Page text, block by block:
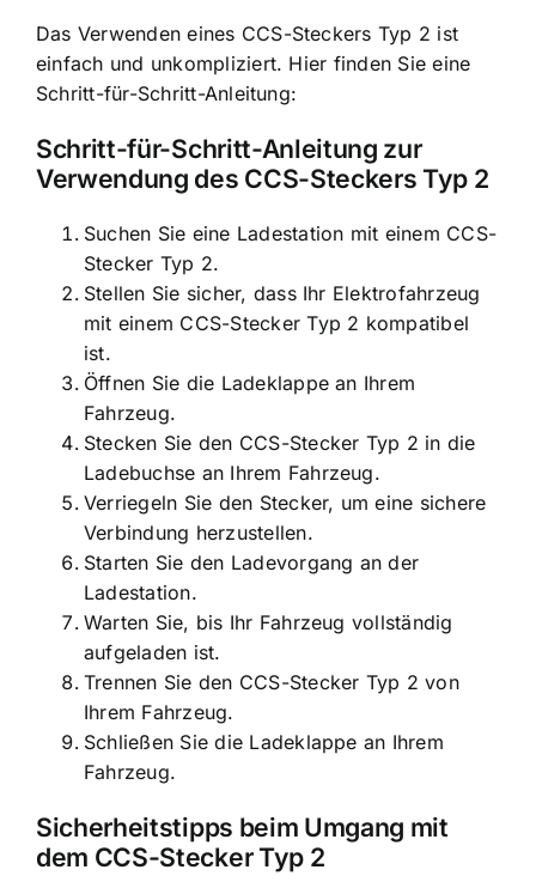
Das Verwenden eines CCS-Steckers Typ 2 ist
einfach und unkompliziert. Hier finden Sie eine
Schritt-für-Schritt-Anleitung:
Schritt-für-Schritt-Anleitung zur
Verwendung des CCS-Steckers Typ 2
Suchen Sie eine Ladestation mit einem CCS-
Stecker Typ 2.
Stellen Sie sicher, dass Ihr Elektrofahrzeug
mit einem CCS-Stecker Typ 2 kompatibel
ist.
Öffnen Sie die Ladeklappe an Ihrem
Fahrzeug.
Stecken Sie den CCS-Stecker Typ 2 in die
Ladebuchse an Ihrem Fahrzeug.
Verriegeln Sie den Stecker, um eine sichere
Verbindung herzustellen.
Starten Sie den Ladevorgang an der
Ladestation.
Warten Sie, bis Ihr Fahrzeug vollständig
aufgeladen ist.
Trennen Sie den CCS-Stecker Typ 2 von
Ihrem Fahrzeug.
Schließen Sie die Ladeklappe an Ihrem
Fahrzeug.
Sicherheitstipps beim Umgang mit
dem CCS-Stecker Typ 2